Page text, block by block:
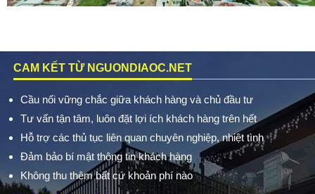
CAM KẾT TỪ NGUONDIAOC.NET
Cầu nối vững chắc giữa khách hàng và chủ đầu tư
Tư vấn tận tâm, luôn đặt lợi ích khách hàng trên hết
Hỗ trợ các thủ tục liên quan chuyên nghiệp, nhiệt tình
Đảm bảo bí mật thông tin khách hàng
Không thu thêm bất cứ khoản phí nào